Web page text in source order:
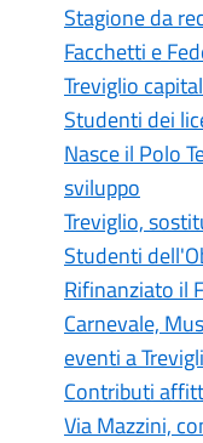
Stagione da
Facchetti e
Treviglio
Studenti dei
Nasce il Polo
sviluppo
Treviglio,
Studenti
Rifinanziato il
Carnevale,
eventi a
Contributi
Via Mazzini,